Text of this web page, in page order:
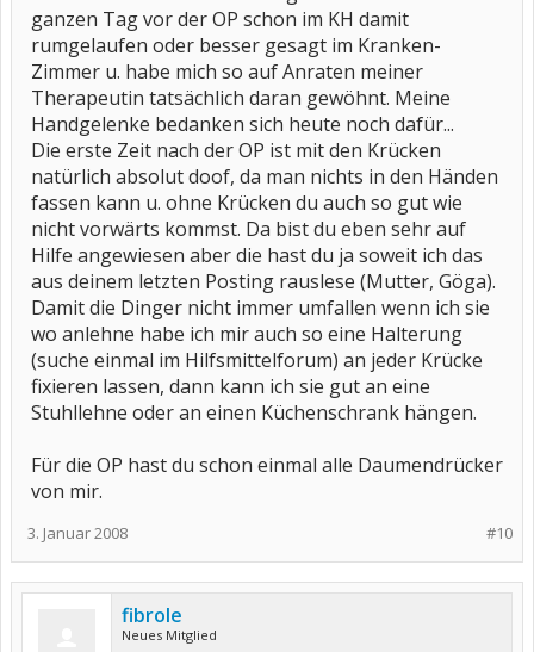
ganzen Tag vor der OP schon im KH damit
rumgelaufen oder besser gesagt im Kranken-
Zimmer u. habe mich so auf Anraten meiner
Therapeutin tatsächlich daran gewöhnt. Meine
Handgelenke bedanken sich heute noch dafür...
Die erste Zeit nach der OP ist mit den Krücken
natürlich absolut doof, da man nichts in den Händen
fassen kann u. ohne Krücken du auch so gut wie
nicht vorwärts kommst. Da bist du eben sehr auf
Hilfe angewiesen aber die hast du ja soweit ich das
aus deinem letzten Posting rauslese (Mutter, Göga).
Damit die Dinger nicht immer umfallen wenn ich sie
wo anlehne habe ich mir auch so eine Halterung
(suche einmal im Hilfsmittelforum) an jeder Krücke
fixieren lassen, dann kann ich sie gut an eine
Stuhllehne oder an einen Küchenschrank hängen.
Für die OP hast du schon einmal alle Daumendrücker
von mir.
#10
3. Januar 2008
fibrole
Neues Mitglied